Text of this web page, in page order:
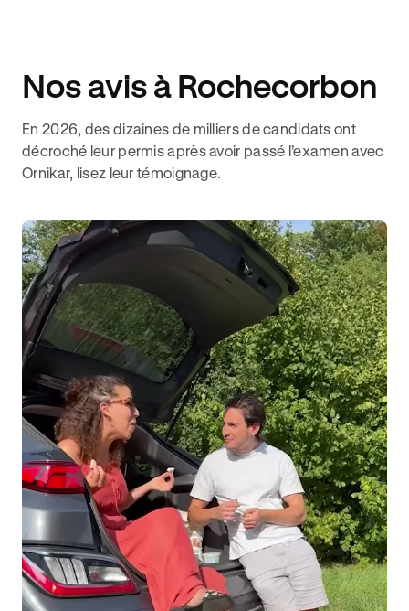
Nos avis à Rochecorbon
En 2026, des dizaines de milliers de candidats ont
décroché leur permis après avoir passé l’examen avec
Ornikar, lisez leur témoignage.